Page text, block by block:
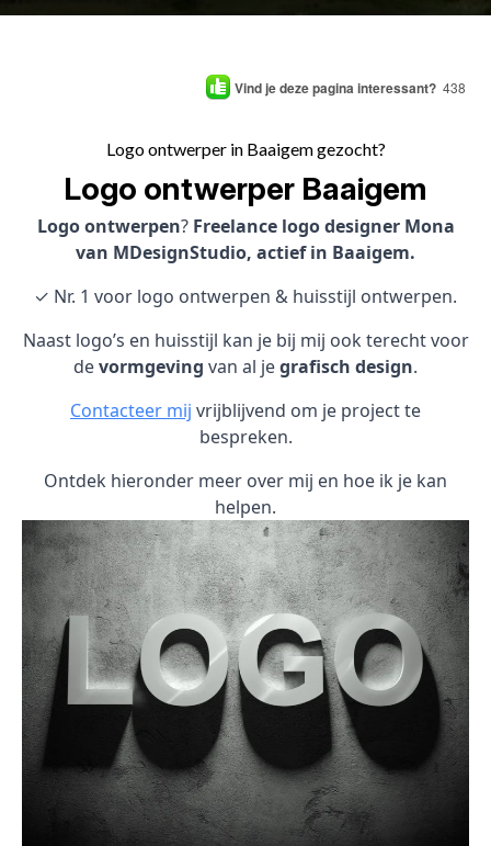
Vind je deze pagina interessant? 438
Logo ontwerper in Baaigem gezocht?
Logo ontwerper Baaigem
Logo ontwerpen? Freelance logo designer Mona
van MDesignStudio, actief in Baaigem.
✓ Nr. 1 voor logo ontwerpen & huisstijl ontwerpen.
Naast logo’s en huisstijl kan je bij mij ook terecht voor
devormgeving van al jegrafisch design.
Contacteer mij vrijblijvend om je project te
bespreken.
Ontdek hieronder meer over mij en hoe ik je kan
helpen.